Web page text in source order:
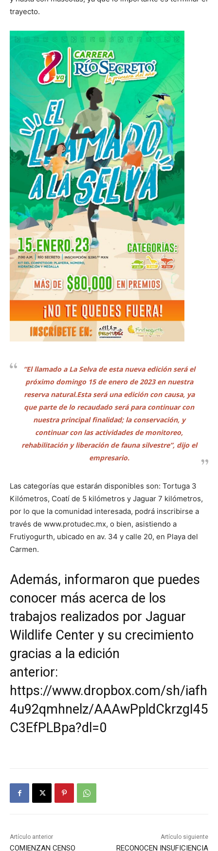
trayecto.
“El llamado a La Selva de esta nueva edición será el
próximo domingo 15 de enero de 2023 en nuestra
reserva natural.Esta será una edición con causa, ya
que parte de lo recaudado será para continuar con
nuestra principal finalidad; la conservación, y
continuar con las actividades de monitoreo,
rehabilitación y liberación de fauna silvestre”, dijo el
empresario.
Las categorías que estarán disponibles son: Tortuga 3
Kilómetros, Coatí de 5 kilómetros y Jaguar 7 kilómetros,
por lo que la comunidad interesada, podrá inscribirse a
través de www.protudec.mx, o bien, asistiendo a
Frutiyogurth, ubicado en av. 34 y calle 20, en Playa del
Carmen.
Además, informaron que puedes
conocer más acerca de los
trabajos realizados por Jaguar
Wildlife Center y su crecimiento
gracias a la edición
anterior:
https://www.dropbox.com/sh/iafh
4u92qmhnelz/AAAwPpldCkrzgI45
C3EfPLBpa?dl=0
Artículo anterior
COMIENZAN CENSO
Artículo siguiente
RECONOCEN INSUFICIENCIA